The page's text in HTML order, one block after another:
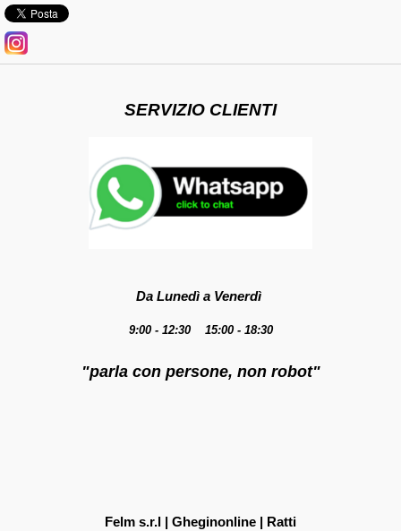
SERVIZIO CLIENTI
Da Lunedì a Venerdì
9:00 - 12:30 15:00 - 18:30
"parla con persone, non robot"
Felm s.r.l | Gheginonline | Ratti